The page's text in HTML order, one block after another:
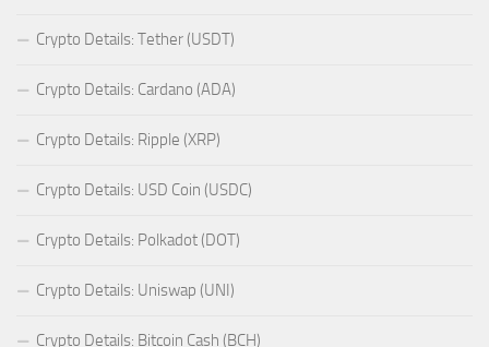
Crypto Details: Tether (USDT)
Crypto Details: Cardano (ADA)
Crypto Details: Ripple (XRP)
Crypto Details: USD Coin (USDC)
Crypto Details: Polkadot (DOT)
Crypto Details: Uniswap (UNI)
Crypto Details: Bitcoin Cash (BCH)